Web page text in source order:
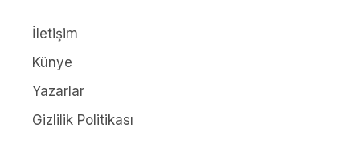
İletişim
Künye
Yazarlar
Gizlilik Politikası